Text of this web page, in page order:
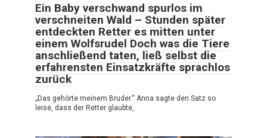
Ein Baby verschwand spurlos im
verschneiten Wald – Stunden später
entdeckten Retter es mitten unter
einem Wolfsrudel Doch was die Tiere
anschließend taten, ließ selbst die
erfahrensten Einsatzkräfte sprachlos
zurück
„Das gehörte meinem Bruder.“ Anna sagte den Satz so
leise, dass der Retter glaubte,